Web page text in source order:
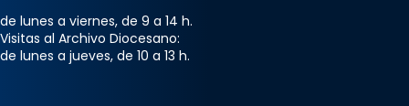
de lunes a viernes, de 9 a 14 h.
Visitas al Archivo Diocesano:
de lunes a jueves, de 10 a 13 h.